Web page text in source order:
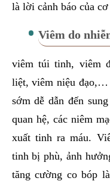
là lời cảnh báo của
Viêm do
viêm túi tinh, viêm
liệt, viêm niệu đạo,…
sớm dễ dẫn đến
quan hệ, các niêm
xuất tinh ra máu.
tinh bị phù, ảnh
tăng cường co bóp